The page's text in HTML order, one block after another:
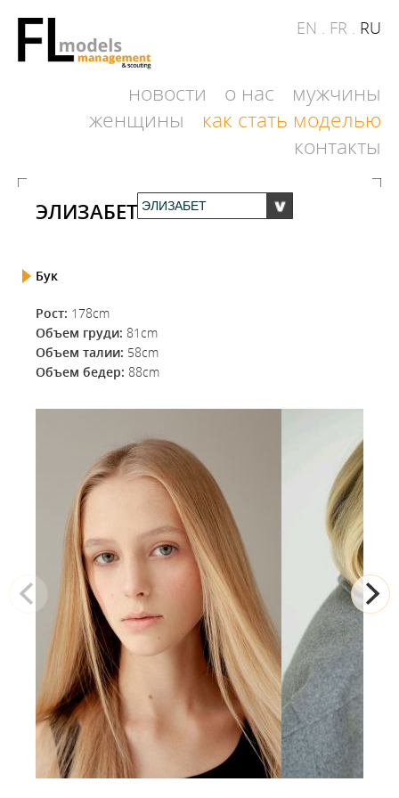
EN . FR . RU
новости о нас
мужчины
женщины
как стать моделью
контакты
ЭЛИЗАБЕТ
Бук
Рост: 178cm
Объем груди: 81cm
Объем талии: 58cm
Объем бедер: 88cm